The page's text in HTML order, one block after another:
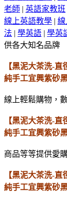
老師 | 英語家教班
線上英語教學 | 線
法 | 學英語 | 學英
供各大知名品牌
【黑泥大茶洗-
純手工宜興紫砂
線上輕鬆購物，
【黑泥大茶洗-
純手工宜興紫砂
商品等等提供愛
【黑泥大茶洗-
純手工宜興紫砂